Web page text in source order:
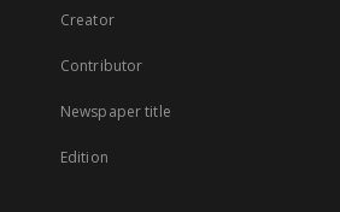
Creator
Contributor
Newspaper title
Edition